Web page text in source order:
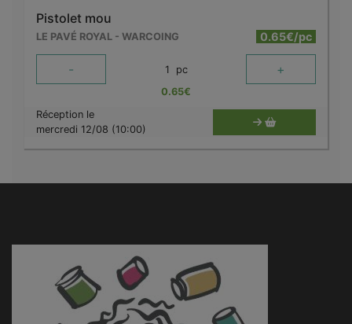
Pistolet mou
LE PAVÉ ROYAL - WARCOING 0.65€/pc
- 1 pc +
0.65€
Réception le
mercredi 12/08 (10:00)